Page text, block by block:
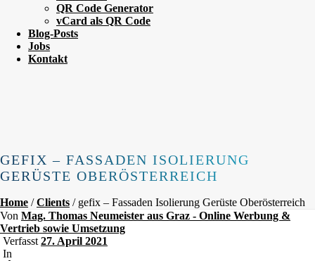
QR Code Generator
vCard als QR Code
Blog-Posts
Jobs
Kontakt
GEFIX – FASSADEN ISOLIERUNG
GERÜSTE OBERÖSTERREICH
Home /Clients / gefix – Fassaden Isolierung Gerüste Oberösterreich
Von Mag. Thomas Neumeister aus Graz - Online Werbung &
Vertrieb sowie Umsetzung
Verfasst 27. April 2021
In